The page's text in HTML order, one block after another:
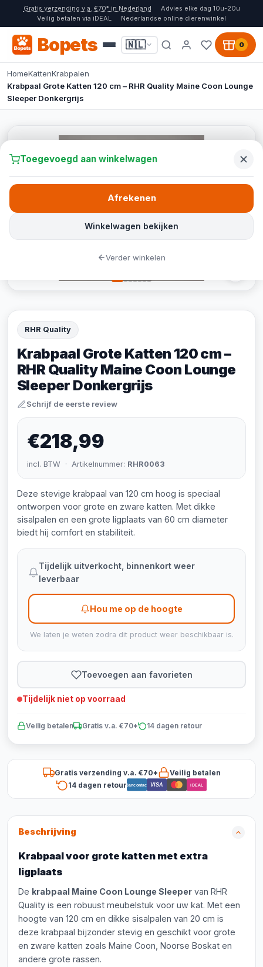
Gratis verzending v.a. €70* in Nederland
Advies elke dag 10u-20u
Veilig betalen via iDEAL
Nederlandse online dierenwinkel
Bopets 🇳🇱 0
HomeKattenKrabpalen
Krabpaal Grote Katten 120 cm – RHR Quality Maine Coon Lounge
Sleeper Donkergrijs
RHR Quality
Krabpaal Grote Katten 120 cm –
RHR Quality Maine Coon Lounge
Sleeper Donkergrijs
Schrijf de eerste review
€218,99
incl. BTW · Artikelnummer: RHR0063
Deze stevige krabpaal van 120 cm hoog is speciaal
ontworpen voor grote en zware katten. Met dikke
sisalpalen en een grote ligplaats van 60 cm diameter
biedt hij comfort en stabiliteit.
Tijdelijk uitverkocht, binnenkort weer
leverbaar
Hou me op de hoogte
We laten je weten zodra dit product weer beschikbaar is.
Toevoegen aan favorieten
Tijdelijk niet op voorraad
Veilig betalen Gratis v.a. €70* 14 dagen retour
Gratis verzending v.a. €70*
Veilig betalen
14 dagen retourBancontact VISA iDEAL
Beschrijving
Krabpaal voor grote katten met extra
ligplaats
De krabpaal Maine Coon Lounge Sleeper van RHR
Quality is een robuust meubelstuk voor uw kat. Met een
hoogte van 120 cm en dikke sisalpalen van 20 cm is
deze krabpaal bijzonder stevig en geschikt voor grote
en zware katten zoals Maine Coon, Noorse Boskat en
andere grote rassen.
Toegevoegd aan winkelwagen
Winkelwagen bekijken
Afrekenen
Verder winkelen